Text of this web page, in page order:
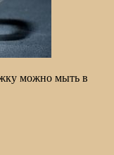
можно мыть в